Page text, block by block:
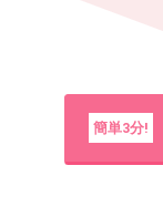
簡単3分!